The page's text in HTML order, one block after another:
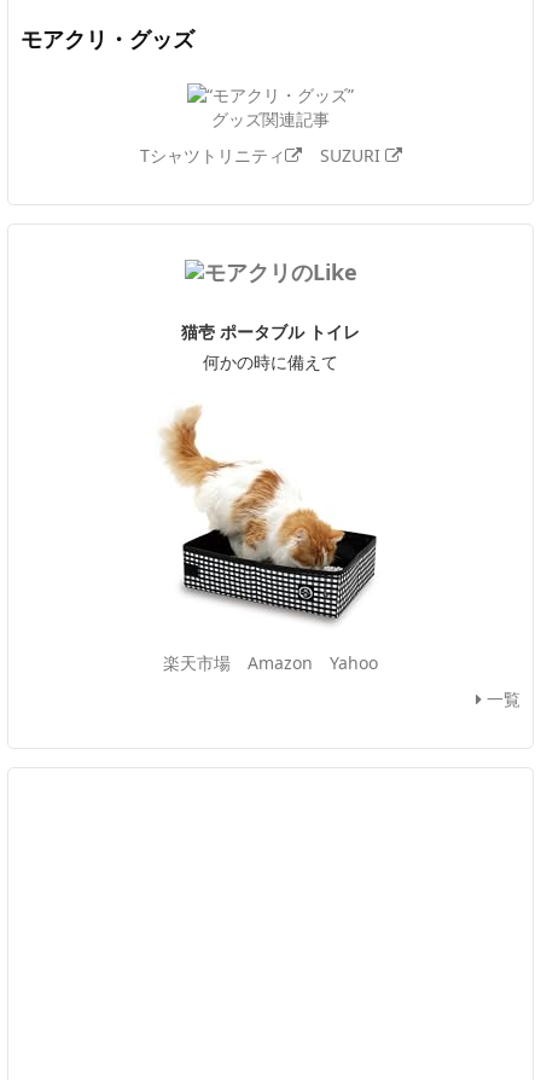
モアクリ・グッズ
グッズ関連記事
Tシャツトリニティ
SUZURI
猫壱 ポータブル トイレ
何かの時に備えて
楽天市場 Amazon
Yahoo
一覧